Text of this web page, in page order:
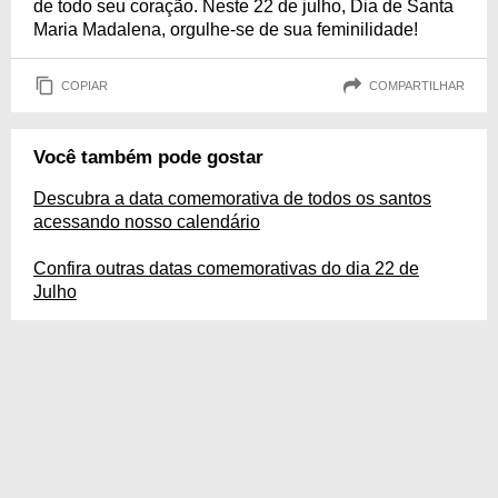
de todo seu coração. Neste 22 de julho, Dia de Santa
Maria Madalena, orgulhe-se de sua feminilidade!
COPIAR COMPARTILHAR
Você também pode gostar
Descubra a data comemorativa de todos os santos
acessando nosso calendário
Confira outras datas comemorativas do dia 22 de
Julho